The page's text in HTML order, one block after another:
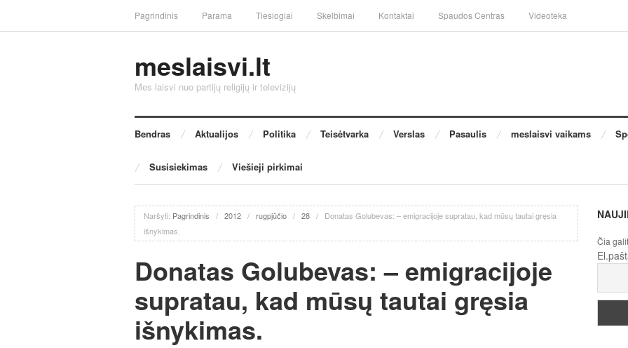
Pagrindinis Parama Tiesiogiai Skelbimai Kontaktai Spaudos Centras Videoteka
meslaisvi.lt
Mes laisvi nuo partijų religijų ir televizijų
Bendras Aktualijos Politika Teisėtvarka Verslas Pasaulis meslaisvi vaikams
Susisiekimas Viešieji pirkimai
Naršyti: Pagrindinis / 2012 / rugpjūčio / 28 /
Donatas Golubevas: – emigracijoje supratau, kad mūsų tautai gręsia
išnykimas.
Donatas Golubevas: – emigracijoje
supratau, kad mūsų tautai gręsia
išnykimas.
Čia